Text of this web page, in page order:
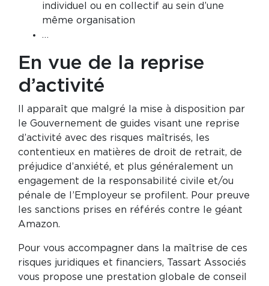
individuel ou en collectif au sein d’une
même organisation
…
En vue de la reprise
d’activité
Il apparaît que malgré la mise à disposition par
le Gouvernement de guides visant une reprise
d’activité avec des risques maîtrisés, les
contentieux en matières de droit de retrait, de
préjudice d’anxiété, et plus généralement un
engagement de la responsabilité civile et/ou
pénale de l’Employeur se profilent. Pour preuve
les sanctions prises en référés contre le géant
Amazon.
Pour vous accompagner dans la maîtrise de ces
risques juridiques et financiers, Tassart Associés
vous propose une prestation globale de conseil